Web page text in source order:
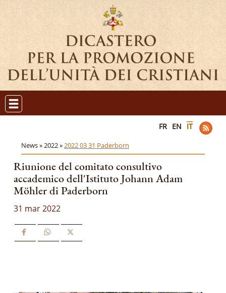
FR EN IT
News »2022 »2022 03 31 Paderborn
Riunione del comitato consultivo
accademico dell'Istituto Johann Adam
Möhler di Paderborn
31 mar 2022